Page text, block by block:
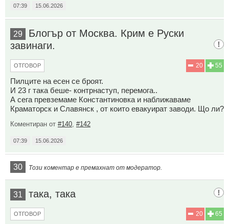
07:39 15.06.2026
29
Блогър от Москва. Крим е Руски
завинаги.
55
20
ОТГОВОР
Пилците на есен се броят.
И 23 г така беше- контрнаступ, перемога..
А сега превземаме Константиновка и наближаваме
Краматорск и Славянск , от които евакуират заводи. Що ли?
Коментиран от #140 #142
07:39 15.06.2026
30 Този коментар е премахнат от модератор.
31 така, така
65
20
ОТГОВОР